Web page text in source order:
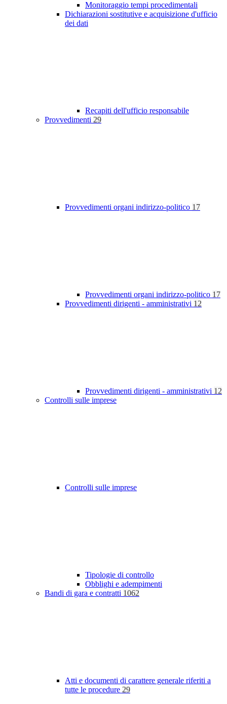
Monitoraggio tempi procedimentali
Dichiarazioni sostitutive e acquisizione d'ufficio
dei dati
Recapiti dell'ufficio responsabile
Provvedimenti 29
Provvedimenti organi indirizzo-politico 17
Provvedimenti organi indirizzo-politico 17
Provvedimenti dirigenti - amministrativi 12
Provvedimenti dirigenti - amministrativi 12
Controlli sulle imprese
Controlli sulle imprese
Tipologie di controllo
Obblighi e adempimenti
Bandi di gara e contratti 1062
Atti e documenti di carattere generale riferiti a
tutte le procedure 29